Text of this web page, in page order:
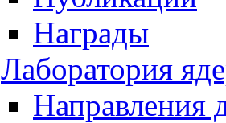
Награды
Лаборатория
Направления